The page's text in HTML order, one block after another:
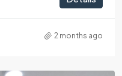
2 months ago